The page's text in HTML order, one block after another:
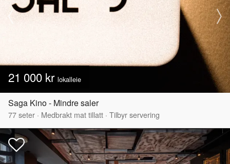
21 000 kr lokalleie
Saga Kino - Mindre saler
77seter · Medbrakt mat tillatt · Tilbyr servering